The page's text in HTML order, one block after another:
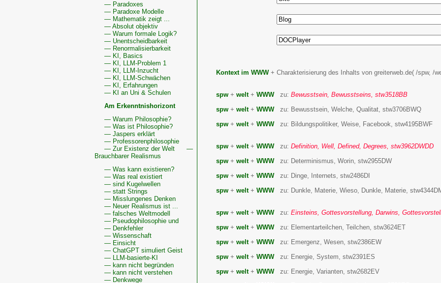
— Paradoxes
— Paradoxe Modelle
— Mathematik zeigt ...
— Absolut objektiv
— Warum formale Logik?
— Unentscheidbarkeit
— Renormalisierbarkeit
— KI, Basics
— KI, LLM-Problem 1
— KI, LLM-Inzucht
— KI, LLM-Schwächen
— KI, Erfahrungen
— KI an Uni & Schulen
Am Erkenntnishorizont
— Warum Philosophie?
— Was ist Philosophie?
— Jaspers erklärt
— Professorenphilosophie
— Zur Existenz der Welt
—
Brauchbarer Realismus
— Was kann existieren?
— Was real existiert
— sind Kugelwellen
— statt Strings
— Misslungenes Denken
— Neuer Realismus ist ...
— falsches Weltmodell
— Pseudophilosophie und
— Denkfehler
— Wissenschaft
— Einsicht
— ChatGPT simuliert Geist
— LLM-basierte-KI
— kann nicht begründen
— kann nicht verstehen
— Denkwege
Kontext im WWW+ Charakterisierung des Inhalts von greiterweb.de( /spw, /
spw + welt+ WWWzu: Bewusstsein, Bewusstseins, stw3518BB
spw + welt+ WWWzu: Bewusstsein, Welche, Qualitat, stw3706BWQ
spw + welt+ WWWzu: Bildungspolitiker, Weise, Facebook, stw4195BWF
spw + welt+ WWWzu: Definition, Well, Defined, Degrees, stw3962DWDD
spw + welt+ WWWzu: Determinismus, Worin, stw2955DW
spw + welt+ WWWzu: Dinge, Internets, stw2486DI
spw + welt+ WWWzu: Dunkle, Materie, Wieso, Dunkle, Materie,
spw + welt+ WWWzu: Einsteins, Gottesvorstellung, Darwins,
spw + welt+ WWWzu: Elementarteilchen, Teilchen, stw3624ET
spw + welt+ WWWzu: Emergenz, Wesen, stw2386EW
spw + welt+ WWWzu: Energie, System, stw2391ES
spw + welt+ WWWzu: Energie, Varianten, stw2682EV